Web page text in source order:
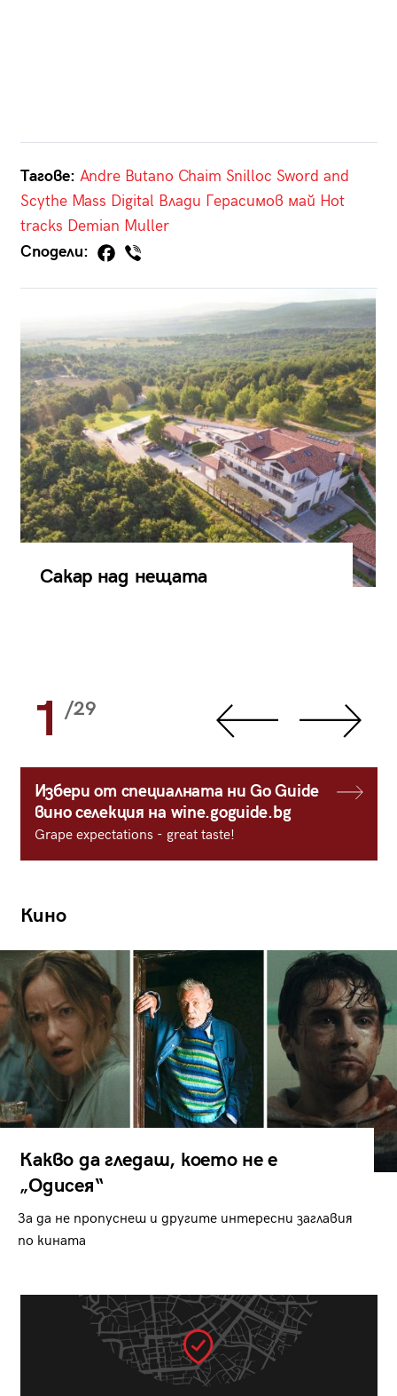
Тагове: Andre Butano Chaim Snilloc Sword and
Scythe Mass Digital Влади Герасимов май Hot
tracks Demian Muller
Сподели:
Сакар над нещата
1 /29
Избери от специалната ни Go Guide
вино селекция на wine.goguide.bg
Grape expectations - great taste!
Кино
Какво да гледаш, което не е
„Одисея“
За да не пропуснеш и другите интересни заглавия
по кината